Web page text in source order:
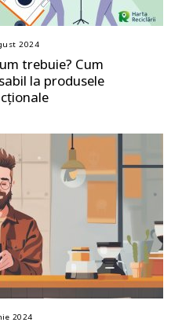
2024
trebuie? Cum
la produsele
2024